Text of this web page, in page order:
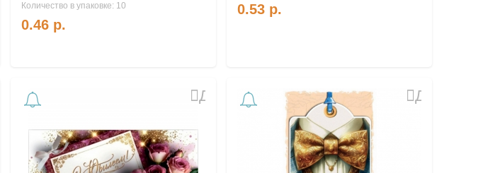
Количество в упаковке: 10
0.46 р.
0.53 р.
Добавить
избранное
Добавить